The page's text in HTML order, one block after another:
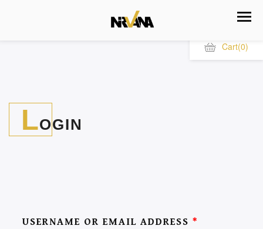
Cart(0)
LOGIN
USERNAME OR EMAIL ADDRESS *